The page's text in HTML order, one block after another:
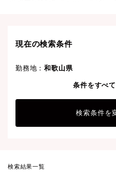
現在の検索条件
勤務地：和歌山県
300万円以上条件をすべ
検索条件を
検索結果一覧